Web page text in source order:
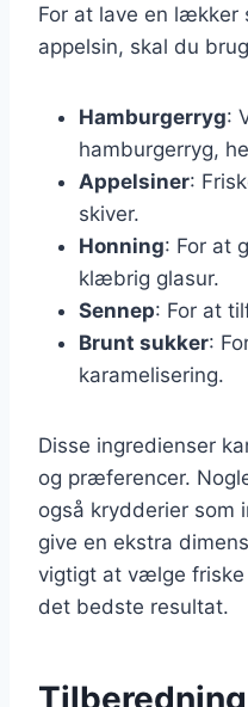
For at lave en lækker
appelsin, skal du
Hamburgerryg:
hamburgerryg,
Appelsiner:
skiver.
Honning: For at
klæbrig glasur.
Sennep: For at
Brunt sukker:
karamelisering.
Disse ingredienser
og præferencer.
også krydderier som
give en ekstra
vigtigt at vælge friske
det bedste resultat.